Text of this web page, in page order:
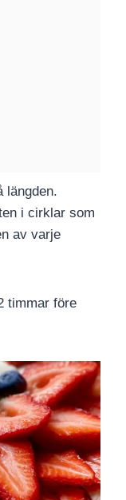
längden.
i cirklar som
av varje
timmar före